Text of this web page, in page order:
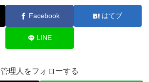
Facebook はてブ
LINE
管理人をフォローする